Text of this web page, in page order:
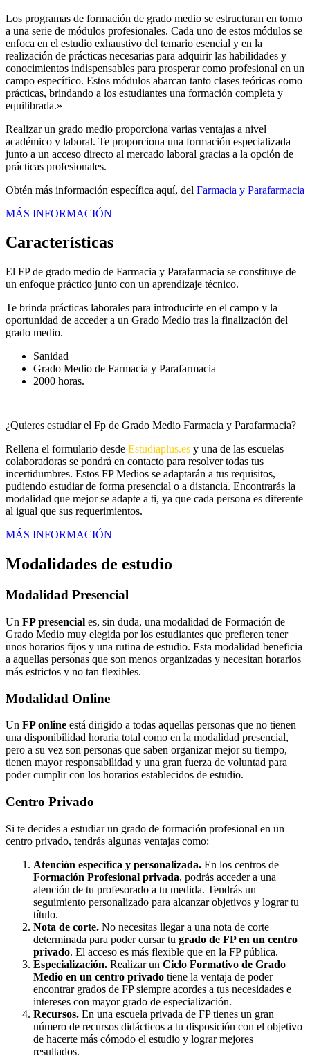
Los programas de formación de grado medio se estructuran en torno
a una serie de módulos profesionales. Cada uno de estos módulos se
enfoca en el estudio exhaustivo del temario esencial y en la
realización de prácticas necesarias para adquirir las habilidades y
conocimientos indispensables para prosperar como profesional en un
campo específico. Estos módulos abarcan tanto clases teóricas como
prácticas, brindando a los estudiantes una formación completa y
equilibrada.»
Realizar un grado medio proporciona varias ventajas a nivel
académico y laboral. Te proporciona una formación especializada
junto a un acceso directo al mercado laboral gracias a la opción de
prácticas profesionales.
Obtén más información específica aquí, del Farmacia y Parafarmacia
MÁS INFORMACIÓN
Características
El FP de grado medio de Farmacia y Parafarmacia se constituye de
un enfoque práctico junto con un aprendizaje técnico.
Te brinda prácticas laborales para introducirte en el campo y la
oportunidad de acceder a un Grado Medio tras la finalización del
grado medio.
Sanidad
Grado Medio de Farmacia y Parafarmacia
2000 horas.
¿Quieres estudiar el Fp de Grado Medio Farmacia y Parafarmacia?
Rellena el formulario desde Estudiaplus.es y una de las escuelas
colaboradoras se pondrá en contacto para resolver todas tus
incertidumbres. Estos FP Medios se adaptarán a tus requisitos,
pudiendo estudiar de forma presencial o a distancia. Encontrarás la
modalidad que mejor se adapte a ti, ya que cada persona es diferente
al igual que sus requerimientos.
MÁS INFORMACIÓN
Modalidades de estudio
Modalidad Presencial
Un FP presencial es, sin duda, una modalidad de Formación de
Grado Medio muy elegida por los estudiantes que prefieren tener
unos horarios fijos y una rutina de estudio. Esta modalidad beneficia
a aquellas personas que son menos organizadas y necesitan horarios
más estrictos y no tan flexibles.
Modalidad Online
Un FP online está dirigido a todas aquellas personas que no tienen
una disponibilidad horaria total como en la modalidad presencial,
pero a su vez son personas que saben organizar mejor su tiempo,
tienen mayor responsabilidad y una gran fuerza de voluntad para
poder cumplir con los horarios establecidos de estudio.
Centro Privado
Si te decides a estudiar un grado de formación profesional en un
centro privado, tendrás algunas ventajas como:
Atención específica y personalizada. En los centros de
Formación Profesional privada, podrás acceder a una
atención de tu profesorado a tu medida. Tendrás un
seguimiento personalizado para alcanzar objetivos y lograr tu
título.
Nota de corte. No necesitas llegar a una nota de corte
determinada para poder cursar tu grado de FP en un centro
privado. El acceso es más flexible que en la FP pública.
Especialización. Realizar un Ciclo Formativo de Grado
Medio en un centro privado tiene la ventaja de poder
encontrar grados de FP siempre acordes a tus necesidades e
intereses con mayor grado de especialización.
Recursos. En una escuela privada de FP tienes un gran
número de recursos didácticos a tu disposición con el objetivo
de hacerte más cómodo el estudio y lograr mejores
resultados.